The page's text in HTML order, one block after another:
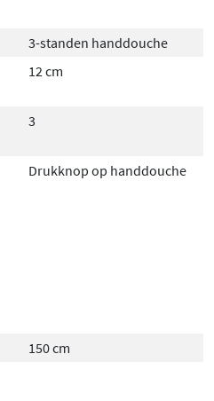
3-standen handdouche
12 cm
3
Drukknop op handdouche
150 cm